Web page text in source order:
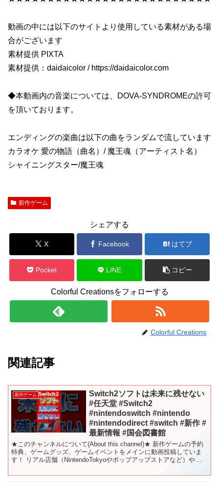
動画の中には以下のサイトより使用している素材がある場
合がございます
素材提供 PIXTA
素材提供：daidaicolor / https://daidaicolor.com
◆本動画内の音楽については、DOVA-SYNDROMEの許可
を頂いております。
エンディングの楽曲は以下の曲をランダムで流しています
カラオケ 愛の物語（曲名）/ 魔王魂（アーティスト名）
シャイニングスター/魔王魂
新作ゲーム
シェアする
X Facebook はてブ
Pocket LINE コピー
Colorful Creationsをフォローする
Colorful Creations
関連記事
新作ゲーム
Switch2ソフトは未来に残せない
#任天堂 #Switch2
#nintendoswitch #nintendo
#nintendodirect #switch #新作 #
最新情報 #国会図書館
★このチャンネルについて(About this channel)★ 新作ゲームの予約
特典、ゲームグッズ、ゲームイベントをメインに動画投稿していま
す！ リアル店舗（NintendoTokyoやポップアップストアなど）やイ